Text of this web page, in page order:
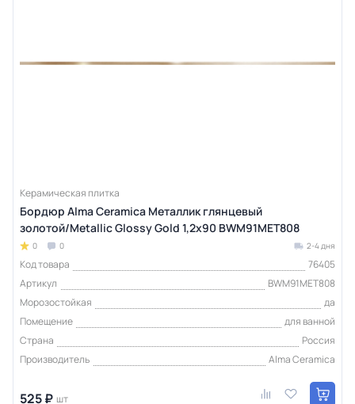
Керамическая плитка
Бордюр Alma Ceramica Металлик глянцевый
золотой/Metallic Glossy Gold 1,2х90 BWM91MET808
0 0 2-4 дня
Код товара
76405
Артикул
BWM91MET808
Морозостойкая
да
Помещение
для ванной
Страна
Россия
Производитель
Alma Ceramica
525 ₽ шт